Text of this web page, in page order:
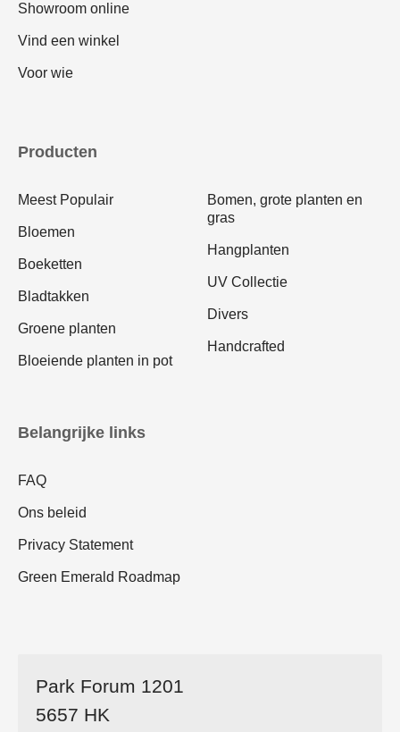
Showroom online
Vind een winkel
Voor wie
Producten
Meest Populair
Bloemen
Boeketten
Bladtakken
Groene planten
Bloeiende planten in pot
Bomen, grote planten en
gras
Hangplanten
UV Collectie
Divers
Handcrafted
Belangrijke links
FAQ
Ons beleid
Privacy Statement
Green Emerald Roadmap
Park Forum 1201
5657 HK